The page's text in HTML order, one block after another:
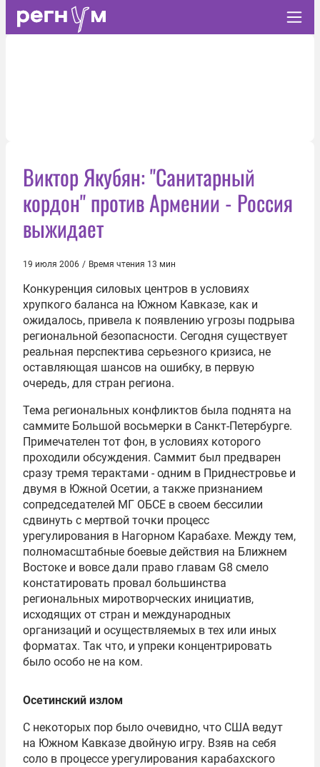
Виктор Якубян: "Санитарный
кордон" против Армении - Россия
выжидает
19 июля 2006 / Время чтения 13 мин
Конкуренция силовых центров в условиях
хрупкого баланса на Южном Кавказе, как и
ожидалось, привела к появлению угрозы подрыва
региональной безопасности. Сегодня существует
реальная перспектива серьезного кризиса, не
оставляющая шансов на ошибку, в первую
очередь, для стран региона.
Тема региональных конфликтов была поднята на
саммите Большой восьмерки в Санкт-Петербурге.
Примечателен тот фон, в условиях которого
проходили обсуждения. Саммит был предварен
сразу тремя терактами - одним в Приднестровье и
двумя в Южной Осетии, а также признанием
сопредседателей МГ ОБСЕ в своем бессилии
сдвинуть с мертвой точки процесс
урегулирования в Нагорном Карабахе. Между тем,
полномасштабные боевые действия на Ближнем
Востоке и вовсе дали право главам G8 смело
констатировать провал большинства
региональных миротворческих инициатив,
исходящих от стран и международных
организаций и осуществляемых в тех или иных
форматах. Так что, и упреки концентрировать
было особо не на ком.
Осетинский излом
С некоторых пор было очевидно, что США ведут
на Южном Кавказе двойную игру. Взяв на себя
соло в процессе урегулирования карабахского